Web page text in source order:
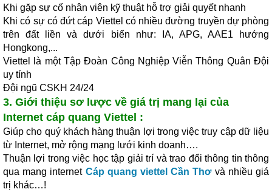
Khi gặp sự cố nhân viên kỹ thuật hỗ trợ giải quyết nhanh
Khi có sự có đứt cáp Viettel có nhiều đường truyền dự phòng
trên đất liền và dưới biển như: IA, APG, AAE1 hướng
Hongkong,...
Viettel là một Tập Đoàn Công Nghiệp Viễn Thông Quân Đội
uy tính
Đội ngũ CSKH 24/24
3. Giới thiệu sơ lược về giá trị mang lại của
Internet cáp quang Viettel :
Giúp cho quý khách hàng thuận lợi trong việc truy cập dữ liệu
từ Internet, mở rộng mạng lưới kinh doanh….
Thuận lợi trong việc học tập giải trí và trao đổi thông tin thông
qua mạng internet Cáp quang viettel Cần Thơvà nhiều giá
trị khác…!